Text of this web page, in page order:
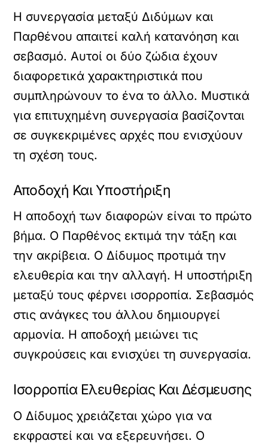
Η συνεργασία μεταξύ Διδύμων και
Παρθένου απαιτεί καλή κατανόηση και
σεβασμό. Αυτοί οι δύο ζώδια έχουν
διαφορετικά χαρακτηριστικά που
συμπληρώνουν το ένα το άλλο. Μυστικά
για επιτυχημένη συνεργασία βασίζονται
σε συγκεκριμένες αρχές που ενισχύουν
τη σχέση τους.
Αποδοχή Και Υποστήριξη
Η αποδοχή των διαφορών είναι το πρώτο
βήμα. Ο Παρθένος εκτιμά την τάξη και
την ακρίβεια. Ο Δίδυμος προτιμά την
ελευθερία και την αλλαγή. Η υποστήριξη
μεταξύ τους φέρνει ισορροπία. Σεβασμός
στις ανάγκες του άλλου δημιουργεί
αρμονία. Η αποδοχή μειώνει τις
συγκρούσεις και ενισχύει τη συνεργασία.
Ισορροπία Ελευθερίας Και Δέσμευσης
Ο Δίδυμος χρειάζεται χώρο για να
εκφραστεί και να εξερευνήσει. Ο